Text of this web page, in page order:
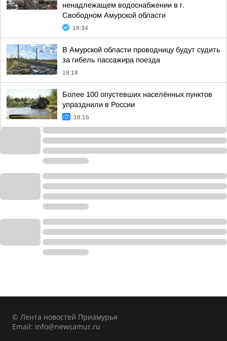
ненадлежащем водоснабжении в г.
Свободном Амурской области
18:34
В Амурской области проводницу будут судить
за гибель пассажира поезда
18:18
Более 100 опустевших населённых пунктов
упразднили в России
18:16
© Лента новостей Приамурья
Email: info@newsamur.ru